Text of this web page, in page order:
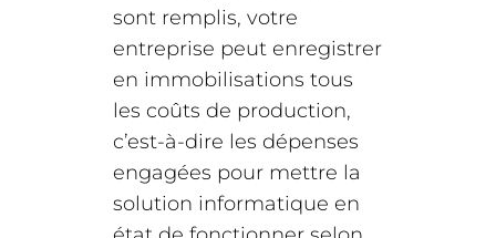
sont remplis, votre
entreprise peut enregistrer
en immobilisations tous
les coûts de production,
c’est-à-dire les dépenses
engagées pour mettre la
solution informatique en